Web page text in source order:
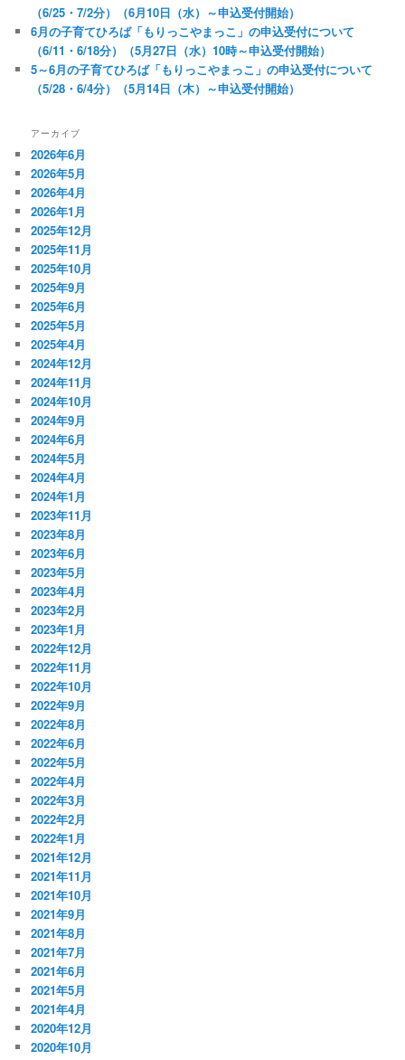
（6/25・7/2分）（6月10日（水）～申込受付開始）
6月の子育てひろば「もりっこやまっこ」の申込受付について
（6/11・6/18分）（5月27日（水）10時～申込受付開始）
5～6月の子育てひろば「もりっこやまっこ」の申込受付について
（5/28・6/4分）（5月14日（木）～申込受付開始）
アーカイブ
2026年6月
2026年5月
2026年4月
2026年1月
2025年12月
2025年11月
2025年10月
2025年9月
2025年6月
2025年5月
2025年4月
2024年12月
2024年11月
2024年10月
2024年9月
2024年6月
2024年5月
2024年4月
2024年1月
2023年11月
2023年8月
2023年6月
2023年5月
2023年4月
2023年2月
2023年1月
2022年12月
2022年11月
2022年10月
2022年9月
2022年8月
2022年6月
2022年5月
2022年4月
2022年3月
2022年2月
2022年1月
2021年12月
2021年11月
2021年10月
2021年9月
2021年8月
2021年7月
2021年6月
2021年5月
2021年4月
2020年12月
2020年10月